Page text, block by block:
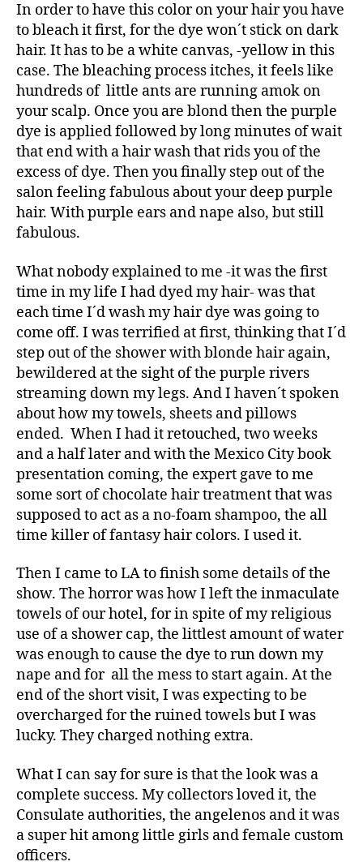
In order to have this color on your hair you have
to bleach it first, for the dye won´t stick on dark
hair. It has to be a white canvas, -yellow in this
case. The bleaching process itches, it feels like
hundreds of little ants are running amok on
your scalp. Once you are blond then the purple
dye is applied followed by long minutes of wait
that end with a hair wash that rids you of the
excess of dye. Then you finally step out of the
salon feeling fabulous about your deep purple
hair. With purple ears and nape also, but still
fabulous.
What nobody explained to me -it was the first
time in my life I had dyed my hair- was that
each time I´d wash my hair dye was going to
come off. I was terrified at first, thinking that I´d
step out of the shower with blonde hair again,
bewildered at the sight of the purple rivers
streaming down my legs. And I haven´t spoken
about how my towels, sheets and pillows
ended. When I had it retouched, two weeks
and a half later and with the Mexico City book
presentation coming, the expert gave to me
some sort of chocolate hair treatment that was
supposed to act as a no-foam shampoo, the all
time killer of fantasy hair colors. I used it.
Then I came to LA to finish some details of the
show. The horror was how I left the inmaculate
towels of our hotel, for in spite of my religious
use of a shower cap, the littlest amount of water
was enough to cause the dye to run down my
nape and for all the mess to start again. At the
end of the short visit, I was expecting to be
overcharged for the ruined towels but I was
lucky. They charged nothing extra.
What I can say for sure is that the look was a
complete success. My collectors loved it, the
Consulate authorities, the angelenos and it was
a super hit among little girls and female custom
officers.